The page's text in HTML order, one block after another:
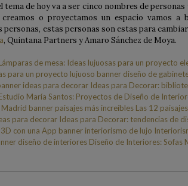
tema de hoy va a ser cinco nombres de
creamos o proyectamos un espacio vamos a
estas personas son estas para
, Quintana Partners y Amaro Sánchez de Moya.